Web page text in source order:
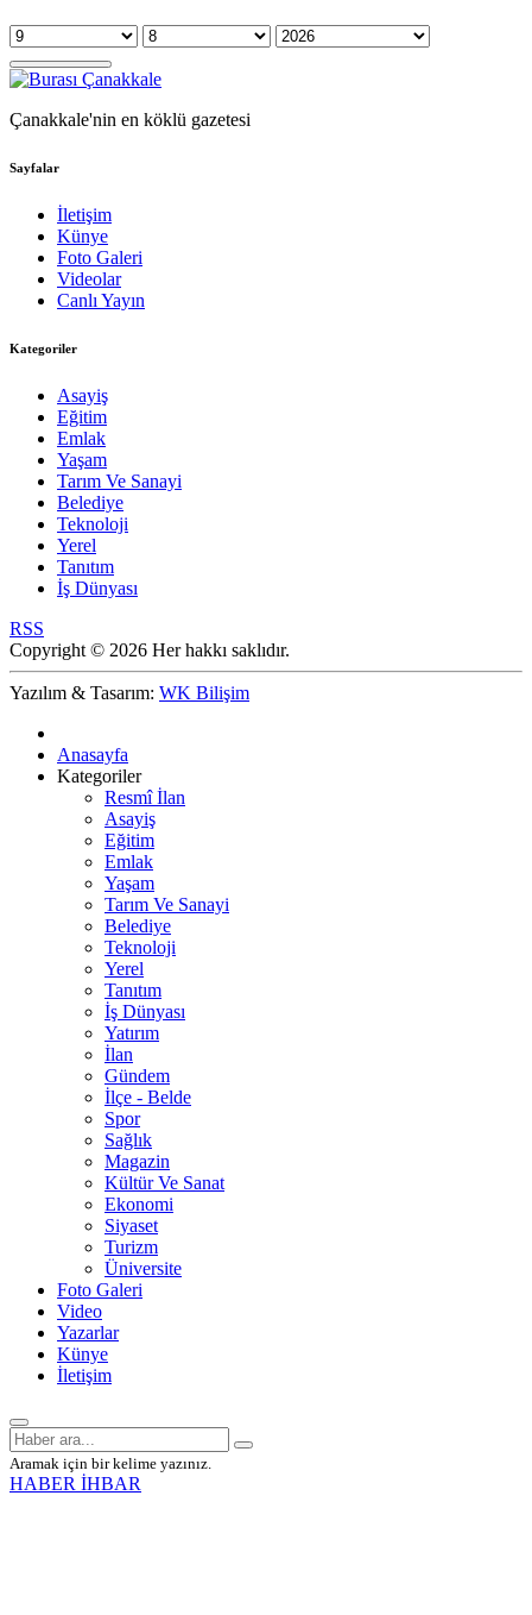
Çanakkale'nin en köklü gazetesi
Sayfalar
İletişim
Künye
Foto Galeri
Videolar
Canlı Yayın
Kategoriler
Asayiş
Eğitim
Emlak
Yaşam
Tarım Ve Sanayi
Belediye
Teknoloji
Yerel
Tanıtım
İş Dünyası
RSS
Copyright © 2026 Her hakkı saklıdır.
Yazılım & Tasarım: WK Bilişim
Anasayfa
Kategoriler
Resmî İlan
Asayiş
Eğitim
Emlak
Yaşam
Tarım Ve Sanayi
Belediye
Teknoloji
Yerel
Tanıtım
İş Dünyası
Yatırım
İlan
Gündem
İlçe - Belde
Spor
Sağlık
Magazin
Kültür Ve Sanat
Ekonomi
Siyaset
Turizm
Üniversite
Foto Galeri
Video
Yazarlar
Künye
İletişim
Aramak için bir kelime yazınız.
HABER İHBAR